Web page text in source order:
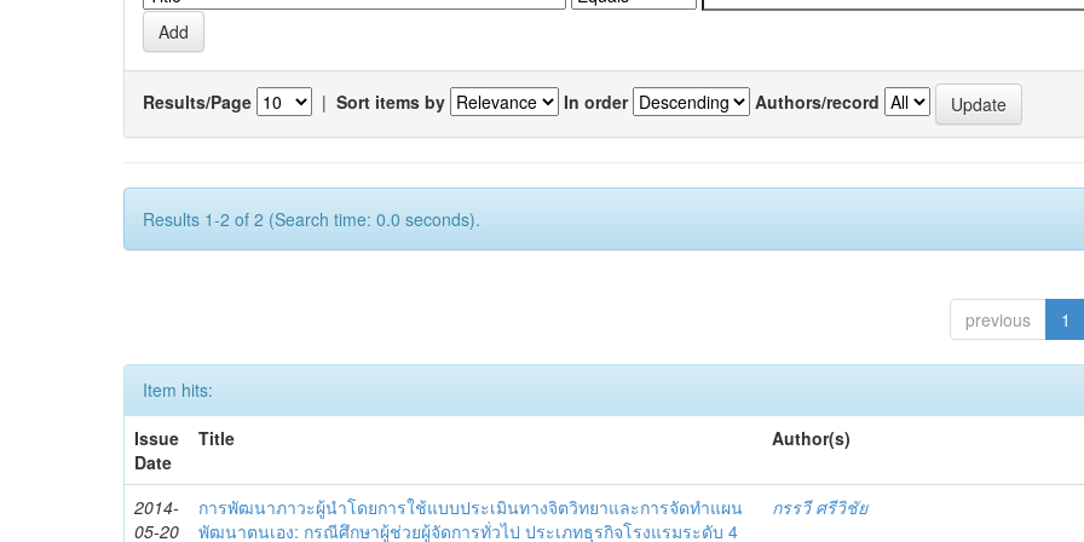
Results/Page | Sort items by In order Authors/record
Results 1-2 of 2 (Search time: 0.0 seconds).
previous 1
Item hits:
Issue
Date
Title Author(s)
2014-
05-20
การพัฒนาภาวะผู้นำโดยการใช้แบบประเมินทางจิตวิทยาและการจัดทำแผน
พัฒนาตนเอง: กรณีศึกษาผู้ช่วยผู้จัดการทั่วไป ประเภทธุรกิจโรงแรมระดับ 4
กรรวี ศรีวิชัย